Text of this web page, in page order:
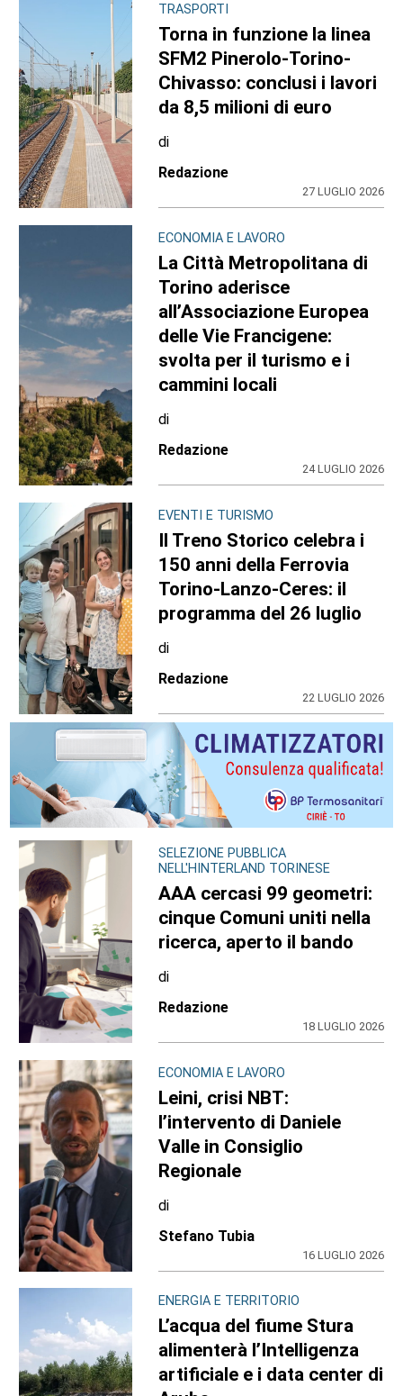
TRASPORTI
Torna in funzione la linea
SFM2 Pinerolo-Torino-
Chivasso: conclusi i lavori
da 8,5 milioni di euro
di
Redazione
27 LUGLIO 2026
ECONOMIA E LAVORO
La Città Metropolitana di
Torino aderisce
all’Associazione Europea
delle Vie Francigene:
svolta per il turismo e i
cammini locali
di
Redazione
24 LUGLIO 2026
EVENTI E TURISMO
Il Treno Storico celebra i
150 anni della Ferrovia
Torino-Lanzo-Ceres: il
programma del 26 luglio
di
Redazione
22 LUGLIO 2026
SELEZIONE PUBBLICA
NELL'HINTERLAND TORINESE
AAA cercasi 99 geometri:
cinque Comuni uniti nella
ricerca, aperto il bando
di
Redazione
18 LUGLIO 2026
ECONOMIA E LAVORO
Leini, crisi NBT:
l’intervento di Daniele
Valle in Consiglio
Regionale
di
Stefano Tubia
16 LUGLIO 2026
ENERGIA E TERRITORIO
L’acqua del fiume Stura
alimenterà l’Intelligenza
artificiale e i data center di